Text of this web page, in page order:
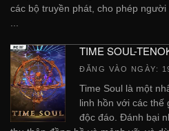
các bộ truyền phát, cho phép
TIME SOUL-
ĐĂNG VÀO NGÀY:
Time Soul là một
linh hồn với các thế
độc đáo. Đánh bại